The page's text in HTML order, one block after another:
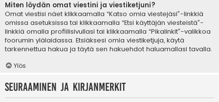
Miten löydän omat viestini ja viestiketjuni?
Omat viestisi näet klikkaamalla “Katso omia viestejäsi”-linkkiä
omissa asetuksissa tai klikkaamalla “Etsi käyttäjän viesteistä”-
linkkiä omalla profiilisivullasi tai klikkaamalla “Pikalinkit”-valikkoa
foorumin ylälaidassa. Etsiäksesi omia viestiketjuja, käytä
tarkennettua hakua ja täytä sen hakuehdot haluamallasi tavalla.
Ylös
Seuraaminen ja kirjanmerkit